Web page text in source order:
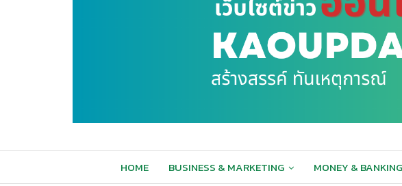
HOME BUSINESS & MARKETING MONEY & BANKING